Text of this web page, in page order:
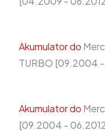
Akumulator do
TURBO [09.2004
Akumulator do
[09.2004 -